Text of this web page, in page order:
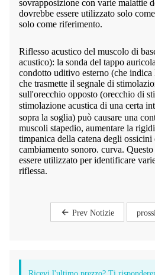
sovrapposizione con varie malattie
dovrebbe essere utilizzato solo
solo come riferimento.
Riflesso acustico del muscolo di
acustico): la sonda del tappo
condotto uditivo esterno (che
che trasmette il segnale di
sull'orecchio opposto (orecchio di
stimolazione acustica di una certa
sopra la soglia) può causare una
muscoli stapedio, aumentare la
timpanica della catena degli
cambiamento sonoro. curva.
essere utilizzato per identificare
riflessa.
Prev Notizie